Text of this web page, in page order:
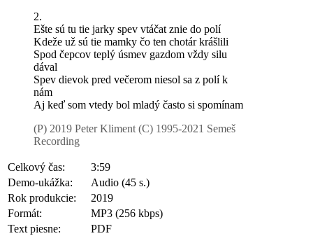
2.
Ešte sú tu tie jarky spev vtáčat znie do polí
Kdeže už sú tie mamky čo ten chotár krášlili
Spod čepcov teplý úsmev gazdom vždy silu
dával
Spev dievok pred večerom niesol sa z polí k
nám
Aj keď som vtedy bol mladý často si spomínam
(P) 2019 Peter Kliment (C) 1995-2021 Semeš
Recording
Celkový čas:
3:59
Demo-ukážka:
Audio (45 s.)
Rok produkcie:
2019
Formát:
MP3 (256 kbps)
Text piesne:
PDF